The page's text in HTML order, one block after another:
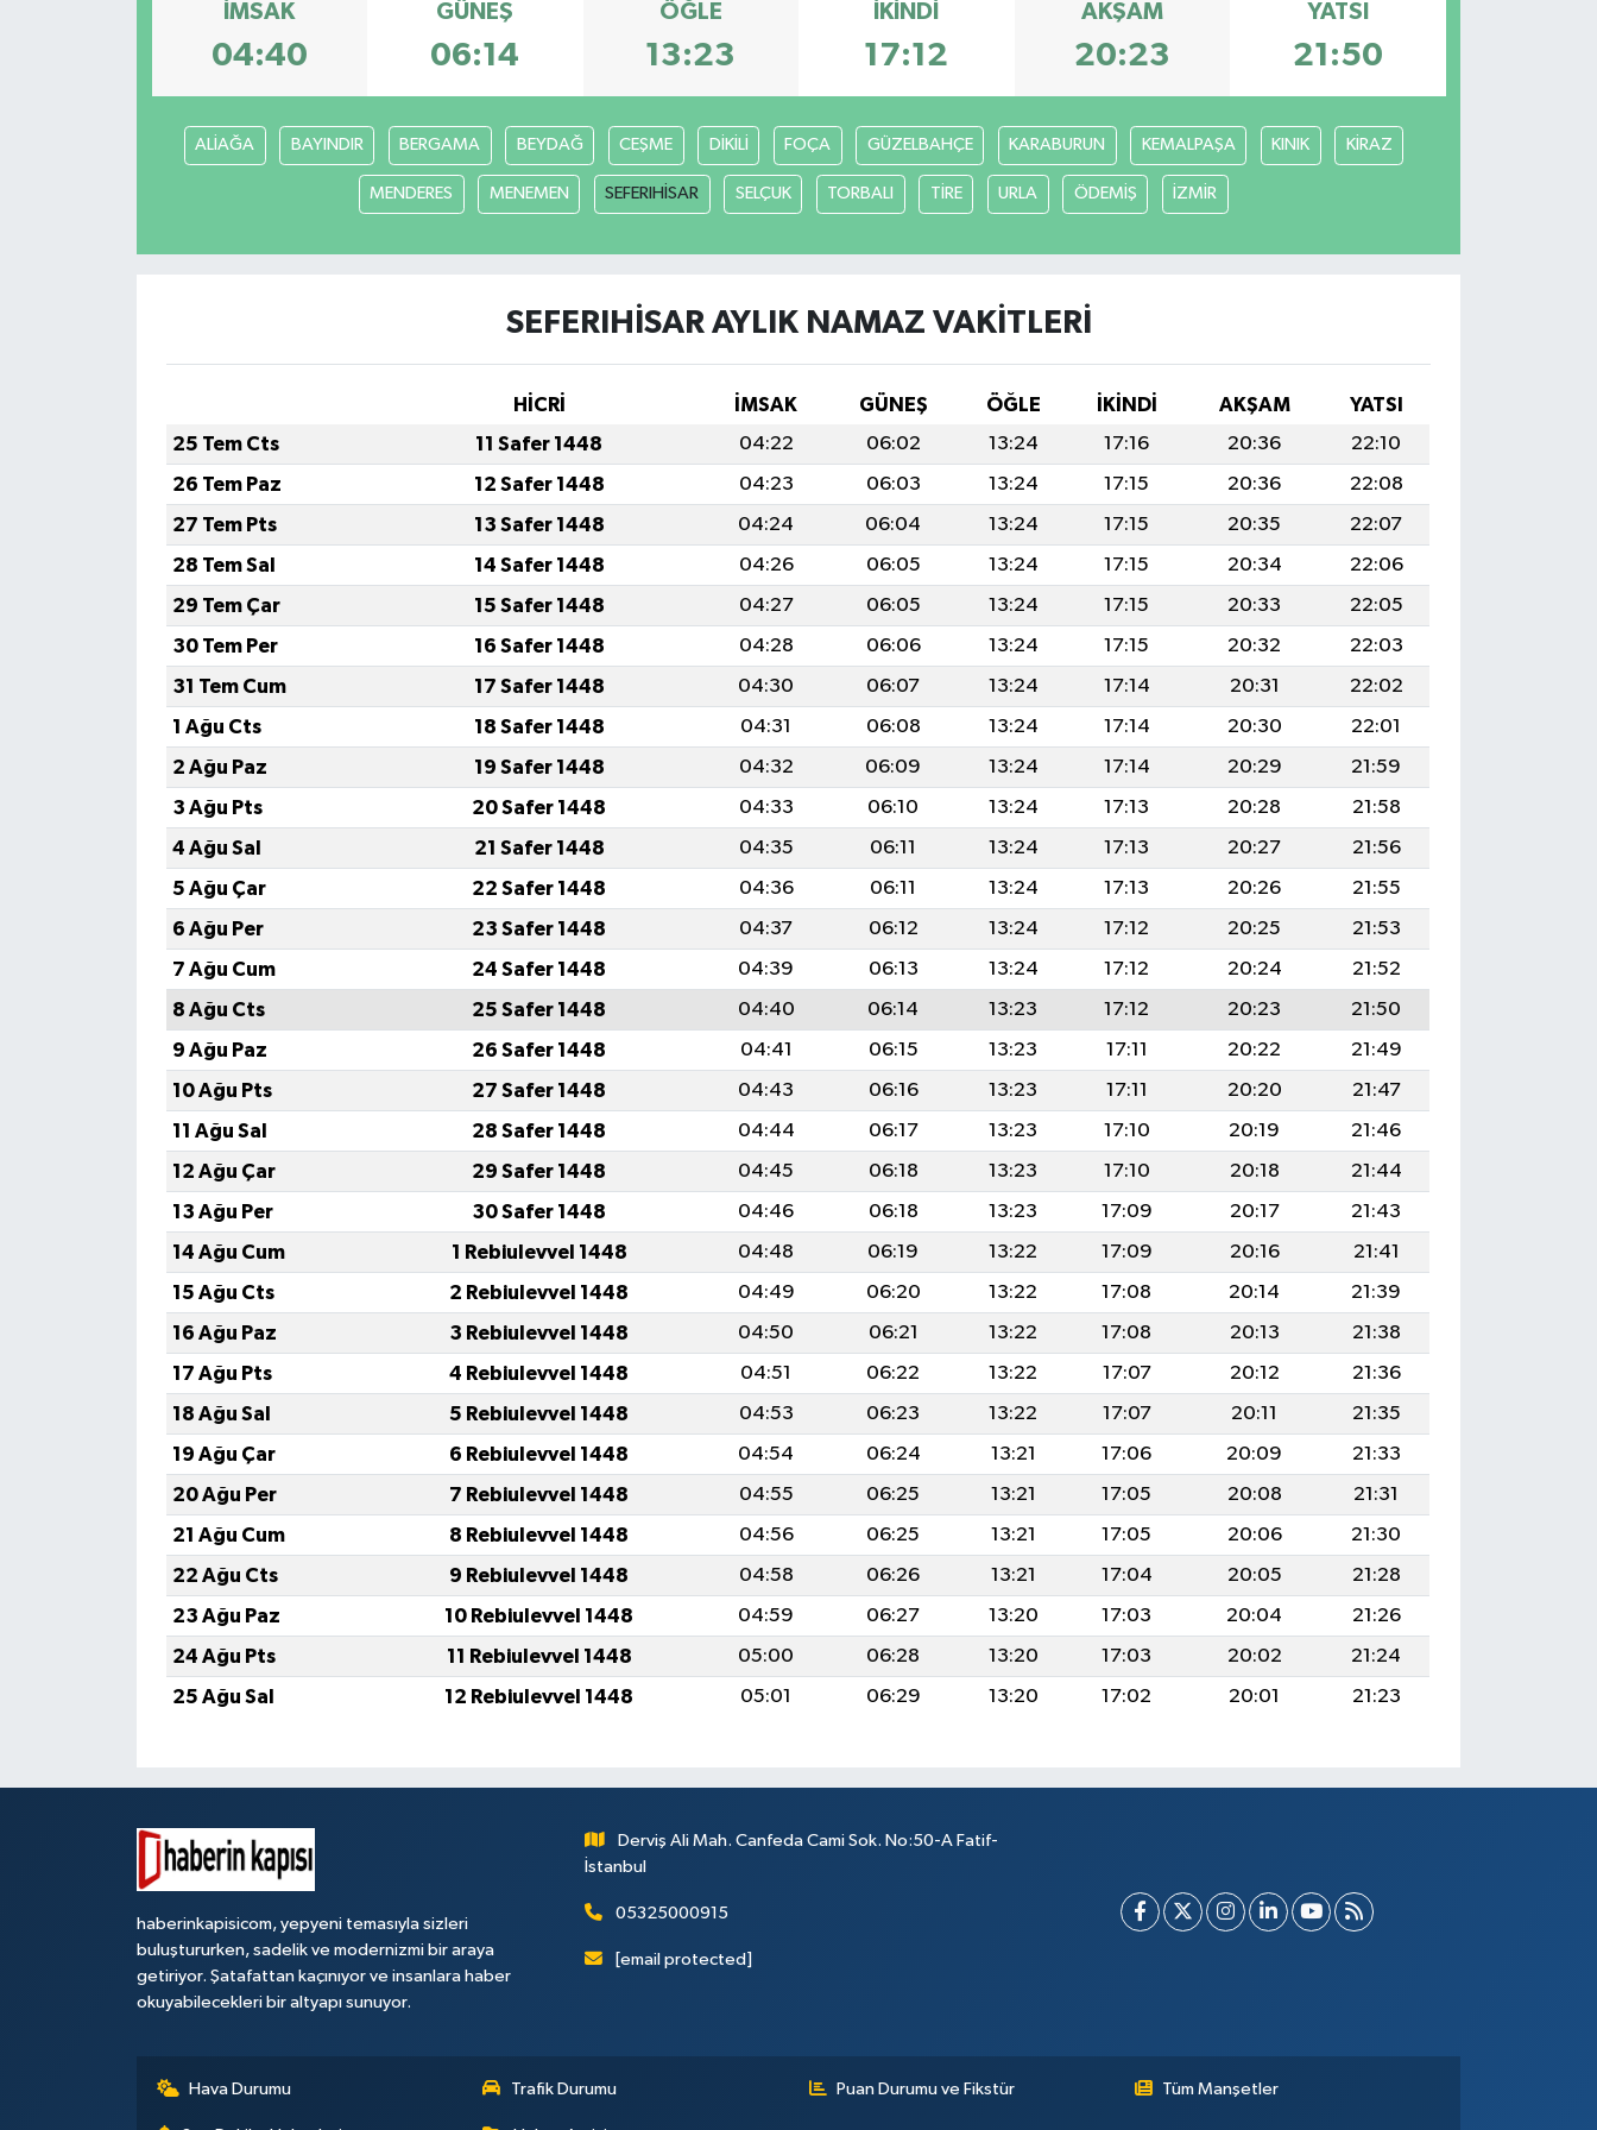
İMSAK
04:40
GÜNEŞ
06:14
ÖĞLE
13:23
İKINDI
17:12
AKŞAM
20:23
YATSI
21:50
ALİAĞA BAYINDIR BERGAMA BEYDAĞ CEŞME DİKİLİ FOÇA GÜZELBAHÇE KARABURUN KEMALPAŞA KINIK KİRAZ
MENDERES MENEMEN SEFERIHİSAR SELÇUK TORBALI TİRE URLA ÖDEMİŞ İZMİR
SEFERIHİSAR AYLIK NAMAZ VAKITLERI
HİCRİ İMSAK GÜNEŞ ÖĞLE İKINDI AKŞAM
YATSI
25 Tem Cts
11 Safer 1448 04:22 06:02 13:24 17:16 20:36
22:10
26 Tem Paz
12 Safer 1448 04:23 06:03 13:24 17:15 20:36
22:08
27 Tem Pts
13 Safer 1448 04:24 06:04 13:24 17:15 20:35
22:07
28 Tem Sal
14 Safer 1448 04:26 06:05 13:24 17:15 20:34
22:06
29 Tem Çar
15 Safer 1448 04:27 06:05 13:24 17:15 20:33
22:05
30 Tem Per
16 Safer 1448 04:28 06:06 13:24 17:15 20:32
22:03
31 Tem Cum
17 Safer 1448 04:30 06:07 13:24 17:14 20:31
22:02
1 Ağu Cts
18 Safer 1448 04:31 06:08 13:24 17:14 20:30
22:01
2 Ağu Paz
19 Safer 1448 04:32 06:09 13:24 17:14 20:29
21:59
3 Ağu Pts
20 Safer 1448 04:33 06:10 13:24 17:13 20:28
21:58
4 Ağu Sal
21 Safer 1448 04:35 06:11 13:24 17:13 20:27
21:56
5 Ağu Çar
22 Safer 1448 04:36 06:11 13:24 17:13 20:26
21:55
6 Ağu Per
23 Safer 1448 04:37 06:12 13:24 17:12 20:25
21:53
7 Ağu Cum
24 Safer 1448 04:39 06:13 13:24 17:12 20:24
21:52
8 Ağu Cts
25 Safer 1448 04:40 06:14 13:23 17:12 20:23
21:50
9 Ağu Paz
26 Safer 1448 04:41 06:15 13:23 17:11 20:22
21:49
10 Ağu Pts
27 Safer 1448 04:43 06:16 13:23 17:11 20:20
21:47
11 Ağu Sal
28 Safer 1448 04:44 06:17 13:23 17:10 20:19
21:46
12 Ağu Çar
29 Safer 1448 04:45 06:18 13:23 17:10 20:18
21:44
13 Ağu Per
30 Safer 1448 04:46 06:18 13:23 17:09 20:17
21:43
14 Ağu Cum
1 Rebiulevvel 1448 04:48 06:19 13:22 17:09 20:16
21:41
15 Ağu Cts
2 Rebiulevvel 1448 04:49 06:20 13:22 17:08 20:14
21:39
16 Ağu Paz
3 Rebiulevvel 1448 04:50 06:21 13:22 17:08 20:13
21:38
17 Ağu Pts
4 Rebiulevvel 1448 04:51 06:22 13:22 17:07 20:12
21:36
18 Ağu Sal
5 Rebiulevvel 1448 04:53 06:23 13:22 17:07 20:11
21:35
19 Ağu Çar
6 Rebiulevvel 1448 04:54 06:24 13:21 17:06 20:09
21:33
20 Ağu Per
7 Rebiulevvel 1448 04:55 06:25 13:21 17:05 20:08
21:31
21 Ağu Cum
8 Rebiulevvel 1448 04:56 06:25 13:21 17:05 20:06
21:30
22 Ağu Cts
9 Rebiulevvel 1448 04:58 06:26 13:21 17:04 20:05
21:28
23 Ağu Paz
10 Rebiulevvel 1448 04:59 06:27 13:20 17:03 20:04
21:26
24 Ağu Pts
11 Rebiulevvel 1448 05:00 06:28 13:20 17:03 20:02
21:24
25 Ağu Sal
12 Rebiulevvel 1448 05:01 06:29 13:20 17:02 20:01 21:23
haberinkapisicom, yepyeni temasıyla sizleri
buluştururken, sadelik ve modernizmi bir araya
getiriyor. Şatafattan kaçınıyor ve insanlara haber
okuyabilecekleri bir altyapı sunuyor.
Derviş Ali Mah. Canfeda Cami Sok. No:50-A Fatif-
İstanbul
05325000915
[email protected]
Hava Durumu Trafik Durumu Puan Durumu ve Fikstür Tüm Manşetler